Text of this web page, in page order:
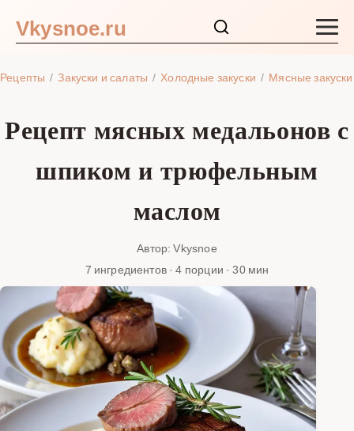
Vkysnoe.ru
Рецепты Закуски и салаты Холодные закуски Мясные закуски
Рецепт мясных медальонов с
шпиком и трюфельным
маслом
Автор: Vkysnoe
7 ингредиентов · 4 порции · 30 мин